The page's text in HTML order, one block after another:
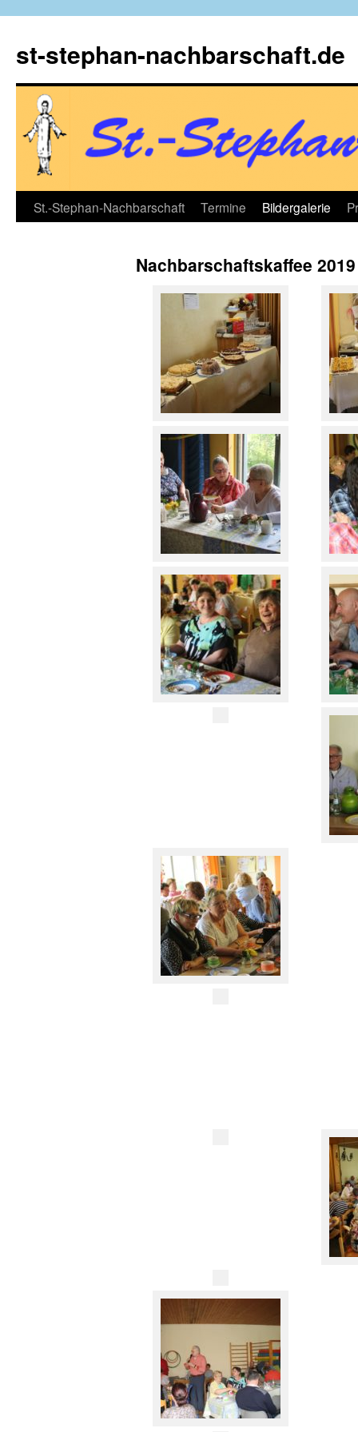
springen
st-stephan-nachbarschaft.de
St.-Stephan-Nachbarschaft Termine Bildergalerie
Nachbarschaftskaffee 2019